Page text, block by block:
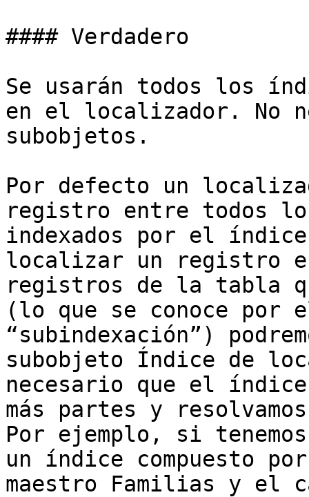
#### Verdadero
Se usarán todos los
en el localizador. No
subobjetos.
Por defecto un
registro entre todos
indexados por el índice
localizar un registro
registros de la tabla
(lo que se conoce por
“subindexación”)
subobjeto Índice de
necesario que el
más partes y
Por ejemplo, si
un índice compuesto
maestro Familias y el